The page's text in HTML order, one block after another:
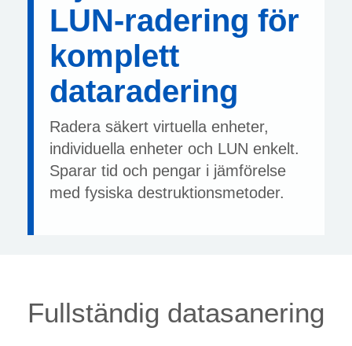
LUN-radering för
komplett
dataradering
Radera säkert virtuella enheter,
individuella enheter och LUN enkelt.
Sparar tid och pengar i jämförelse
med fysiska destruktionsmetoder.
Fullständig datasanering